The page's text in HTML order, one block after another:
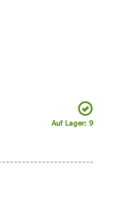
Auf Lager: 9